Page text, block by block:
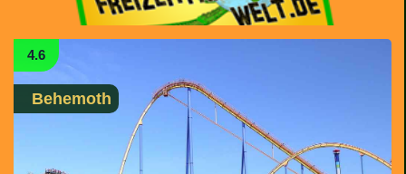
4.6
Behemoth